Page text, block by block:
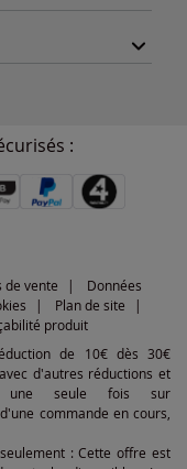
:
de vente
Données
Plan de site
produit
de 10€ dès 30€
d'autres réductions et
une seule fois sur
commande en cours,
: Cette offre est